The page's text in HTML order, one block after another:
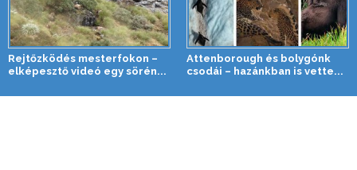
Rejtőzködés mesterfokon –
elképesztő videó egy sörén...
Attenborough és bolygónk
csodái – hazánkban is vette...